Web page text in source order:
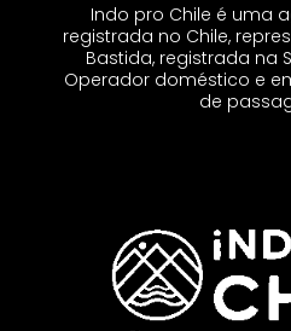
Indo pro Chile é uma
registrada no Chile,
Bastida, registrada na
Operador doméstico e
de